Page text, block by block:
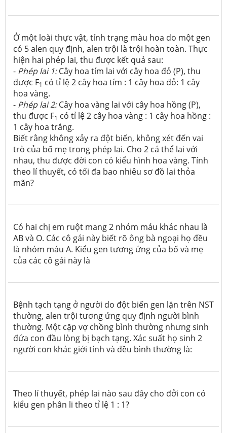
Ở một loài thực vật, tính trạng màu hoa do một gen
có 5 alen quy định, alen trội là trội hoàn toàn. Thực
hiện hai phép lai, thu được kết quả sau:
- Phép lai 1:Cây hoa tím lai với cây hoa đỏ (P), thu
được F1 có tỉ lệ 2 cây hoa tím : 1 cây hoa đỏ: 1 cây
hoa vàng.
- Phép lai 2:Cây hoa vàng lai với cây hoa hồng (P),
thu được F1 có tỉ lệ 2 cây hoa vàng : 1 cây hoa hồng :
1 cây hoa trắng.
Biết rằng không xảy ra đột biến, không xét đến vai
trò của bố mẹ trong phép lai. Cho 2 cá thể lai với
nhau, thu được đời con có kiểu hình hoa vàng. Tính
theo lí thuyết, có tối đa bao nhiêu sơ đồ lai thỏa
mãn?
Có hai chị em ruột mang 2 nhóm máu khác nhau là
AB và O. Các cô gái này biết rõ ông bà ngoại họ đều
là nhóm máu A. Kiểu gen tương ứng của bố và mẹ
của các cô gái này là
Bệnh tạch tạng ở người do đột biến gen lặn trên NST
thường, alen trội tương ứng quy định người bình
thường. Một cặp vợ chồng bình thường nhưng sinh
đứa con đầu lòng bị bạch tạng. Xác suất họ sinh 2
người con khác giới tính và đều bình thường là:
Theo lí thuyết, phép lai nào sau đây cho đởi con có
kiểu gen phân li theo tỉ lệ 1 : 1?